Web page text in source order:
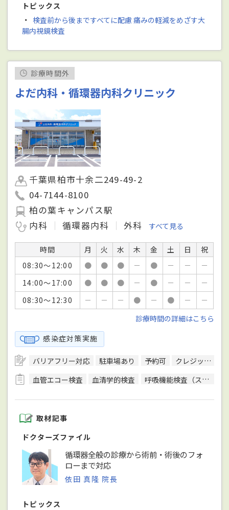
トピックス
・ 検査前から後まですべてに配慮 痛みの軽減をめざす大
腸内視鏡検査
診療時間外
よだ内科・循環器内科クリニック
千葉県柏市十余二249-49-2
04-7144-8100
柏の葉キャンパス駅
内科
循環器内科 外科 すべて見る
時間 月 火 水 木 金 土 日
祝
08:30～12:00
● ● ● － ● － －
－
14:00～17:00
● ● ● － ● － －
－
08:30～12:30
－ － － ● － ● －
－
診療時間の詳細はこちら
感染症対策実施
バリアフリー対応 駐車場あり 予約可
クレジットカード対応
血管エコー検査
血清学的検査 呼吸機能検査（スパイロメトリー）
取材記事
ドクターズファイル
循環器全般の診療から術前・術後のフォ
ローまで対応
依田 真隆 院長
トピックス